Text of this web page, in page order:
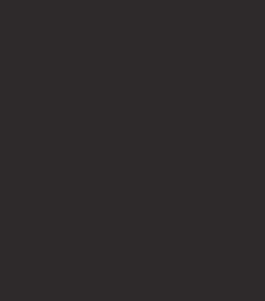
Головки
Устройство